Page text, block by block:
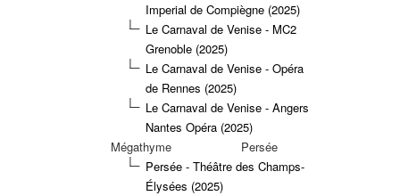
Imperial de Compiègne (2025)
Le Carnaval de Venise - MC2
Grenoble (2025)
Le Carnaval de Venise - Opéra
de Rennes (2025)
Le Carnaval de Venise - Angers
Nantes Opéra (2025)
Mégathyme
Persée
Persée - Théâtre des Champs-
Élysées (2025)